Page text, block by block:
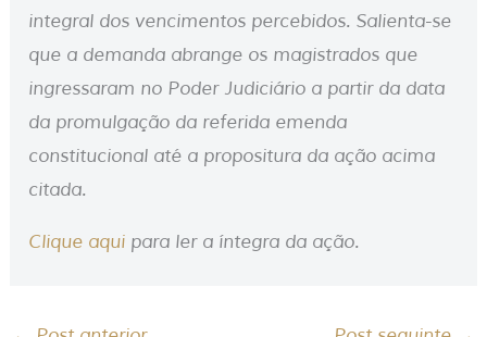
integral dos vencimentos percebidos. Salienta-se
que a demanda abrange os magistrados que
ingressaram no Poder Judiciário a partir da data
da promulgação da referida emenda
constitucional até a propositura da ação acima
citada.
Clique aqui para ler a íntegra da ação.